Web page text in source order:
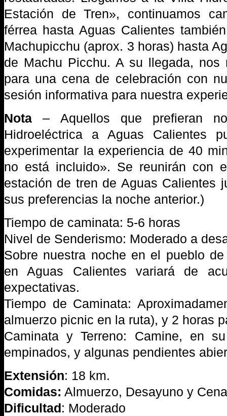
Estación de Tren», continuamos
férrea hasta Aguas Calientes
Machupicchu (aprox. 3 horas) hasta
de Machu Picchu. A su llegada, nos
para una cena de celebración con
sesión informativa para nuestra
Nota – Aquellos que prefieran
Hidroeléctrica a Aguas Calientes
experimentar la experiencia de 40
no está incluido». Se reunirán con
estación de tren de Aguas Calientes
sus preferencias la noche anterior.)
Tiempo de caminata: 5-6 horas
Nivel de Senderismo: Moderado a
Sobre nuestra noche en el pueblo
en Aguas Calientes variará de
expectativas.
Tiempo de Caminata:
almuerzo picnic en la ruta), y 2 horas
Caminata y Terreno: Camine, en
empinados, y algunas pendientes
Extensión: 18 km.
Comidas: Almuerzo, Desayuno y Cena
Dificultad: Moderado